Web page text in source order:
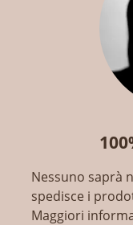
Nessuno saprà
spedisce i
Maggiori